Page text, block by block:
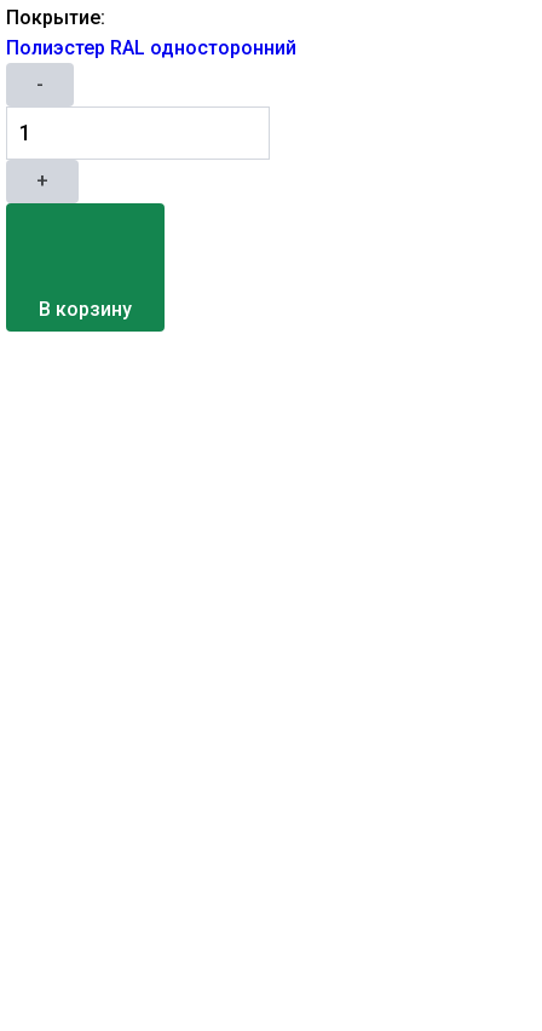
Покрытие:
Полиэстер RAL односторонний
-
+
В корзину